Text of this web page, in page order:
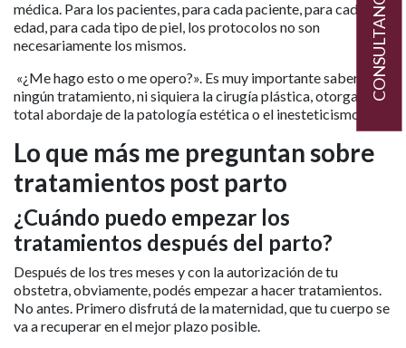
médica. Para los pacientes, para cada paciente, para cada
edad, para cada tipo de piel, los protocolos no son
necesariamente los mismos.
«¿Me hago esto o me opero?». Es muy importante saber que
ningún tratamiento, ni siquiera la cirugía plástica, otorga un
total abordaje de la patología estética o el inesteticismo.
Lo que más me preguntan sobre
tratamientos post parto
¿Cuándo puedo empezar los
tratamientos después del parto?
Después de los tres meses y con la autorización de tu
obstetra, obviamente, podés empezar a hacer tratamientos.
No antes. Primero disfrutá de la maternidad, que tu cuerpo se
va a recuperar en el mejor plazo posible.
CONSULTANOS